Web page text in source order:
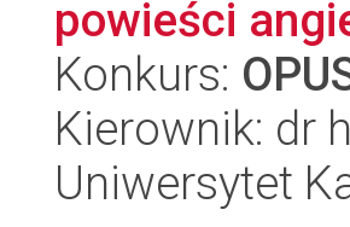
powieści
Konkurs:
Kierownik: dr
Uniwersytet